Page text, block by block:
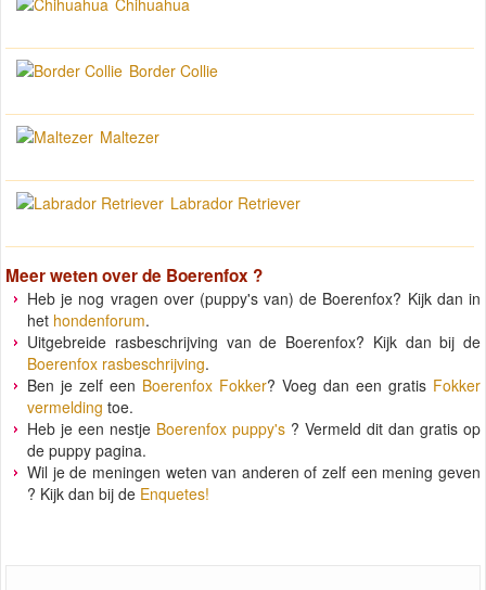
Border Collie
Maltezer
Labrador Retriever
Meer weten over de Boerenfox ?
Heb je nog vragen over (puppy's van) de Boerenfox? Kijk dan in
het hondenforum.
Uitgebreide rasbeschrijving van de Boerenfox? Kijk dan bij de
Boerenfox rasbeschrijving.
Ben je zelf een Boerenfox Fokker? Voeg dan een gratis Fokker
vermelding toe.
Heb je een nestje Boerenfox puppy's ? Vermeld dit dan gratis op
de puppy pagina.
Wil je de meningen weten van anderen of zelf een mening geven
? Kijk dan bij de Enquetes!